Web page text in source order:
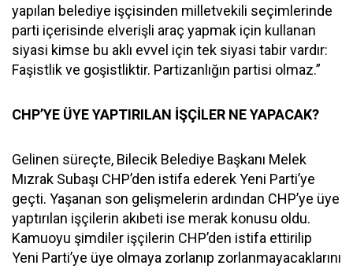
yapılan belediye işçisinden milletvekili seçimlerinde
parti içerisinde elverişli araç yapmak için kullanan
siyasi kimse bu aklı evvel için tek siyasi tabir vardır:
Faşistlik ve goşistliktir. Partizanlığın partisi olmaz.”
CHP’YE ÜYE YAPTIRILAN İŞÇİLER NE YAPACAK?
Gelinen süreçte, Bilecik Belediye Başkanı Melek
Mızrak Subaşı CHP’den istifa ederek Yeni Parti’ye
geçti. Yaşanan son gelişmelerin ardından CHP’ye üye
yaptırılan işçilerin akıbeti ise merak konusu oldu.
Kamuoyu şimdiler işçilerin CHP’den istifa ettirilip
Yeni Parti’ye üye olmaya zorlanıp zorlanmayacaklarını